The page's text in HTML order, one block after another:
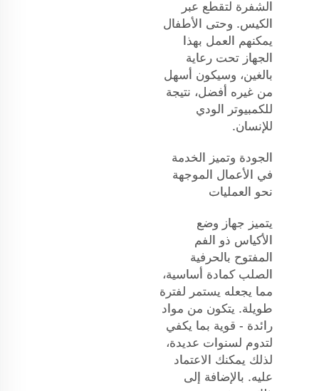
الشفرة لتقطع عبر
الكيس. وحتى الأطفال
يمكنهم العمل بهذا
الجهاز تحت رعاية
بالغين، وسيكون أسهل
من غيره أفضل، نتيجة
للكمبيوتر الودي
للإنسان.
الجودة وتميز الخدمة
في الأعمال الموجهة
نحو العمليات
يتميز جهاز وضع
الأكياس ذو الفم
المفتوح بالحرفية
الصلب كمادة أساسية،
مما يجعله يستمر لفترة
طويلة. يتكون من مواد
رائدة - قوية بما يكفي
لتدوم لسنوات عديدة،
لذلك يمكنك الاعتماد
عليه. بالإضافة إلى